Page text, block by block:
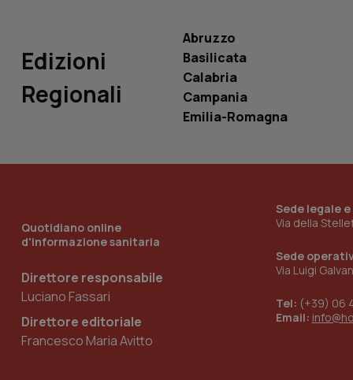
Edizioni
Regionali
Abruzzo
Basilicata
Calabria
Campania
Emilia-Romagna
Quotidiano online
d'informazione sanitaria
Direttore responsabile
Luciano Fassari
Direttore editoriale
Francesco Maria Avitto
Sede legale
Via della
Sede
Via Luigi
Tel: (+39) 06
Email:
ROLLOUT_TOKEN
named-enable